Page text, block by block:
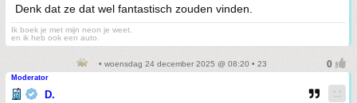
Denk dat ze dat wel fantastisch zouden vinden.
Ik boek je met mijn neon je weet.
en ik heb ook een auto.
• woensdag 24 december 2025 @ 08:20 • 23
Moderator
D.